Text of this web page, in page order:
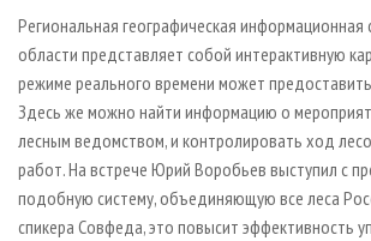
ИНСТРУМЕНТ И МАТЕРИАЛЫ
БИБЛИОТЕКА СПЕЦИАЛИСТА
Региональная географическая информационная
области представляет собой интерактивную
режиме реального времени может
Здесь же можно найти информацию о
лесным ведомством, и контролировать ход
работ. На встрече Юрий Воробьев выступил с
подобную систему, объединяющую все леса
спикера Совфеда, это повысит эффективность